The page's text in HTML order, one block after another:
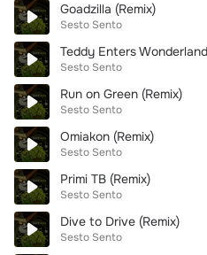
Goadzilla (Remix)
Sesto Sento
Teddy Enters
Sesto Sento
Run on Green (Remix)
Sesto Sento
Omiakon (Remix)
Sesto Sento
Primi TB (Remix)
Sesto Sento
Dive to Drive (Remix)
Sesto Sento